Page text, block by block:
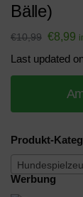
Bälle)
€10,99 €8,99
Last updated
Produkt-
Werbung